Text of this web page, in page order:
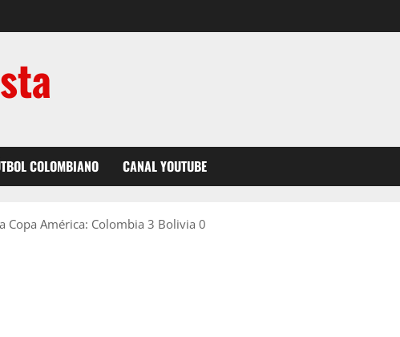
COLOMBIANO CANAL YOUTUBE
Copa América: Colombia 3 Bolivia 0